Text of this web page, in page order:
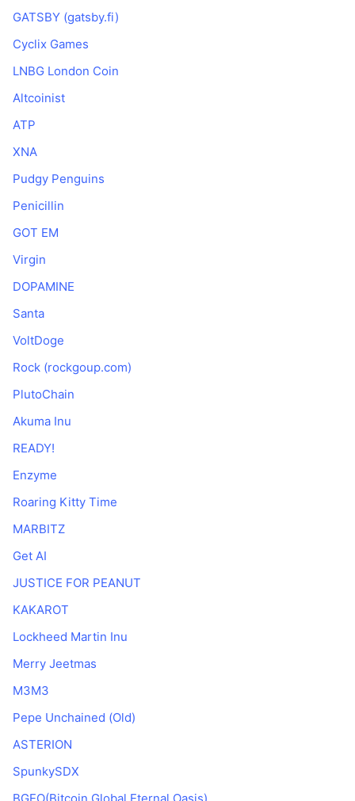
GATSBY (gatsby.fi)
Cyclix Games
LNBG London Coin
Altcoinist
ATP
XNA
Pudgy Penguins
Penicillin
GOT EM
Virgin
DOPAMINE
Santa
VoltDoge
Rock (rockgoup.com)
PlutoChain
Akuma Inu
READY!
Enzyme
Roaring Kitty Time
MARBITZ
Get AI
JUSTICE FOR PEANUT
KAKAROT
Lockheed Martin Inu
Merry Jeetmas
M3M3
Pepe Unchained (Old)
ASTERION
SpunkySDX